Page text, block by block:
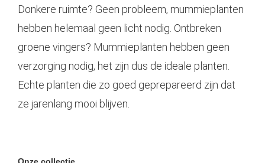
Donkere ruimte? Geen probleem, mummieplanten
hebben helemaal geen licht nodig. Ontbreken
groene vingers? Mummieplanten hebben geen
verzorging nodig, het zijn dus de ideale planten.
Echte planten die zo goed geprepareerd zijn dat
ze jarenlang mooi blijven.